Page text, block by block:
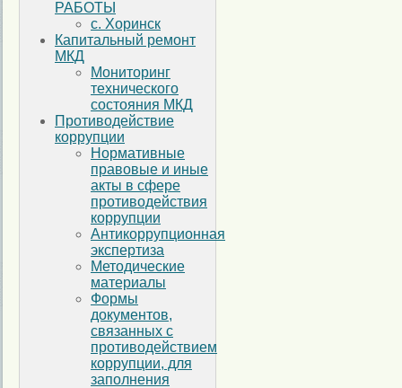
РАБОТЫ
с. Хоринск
Капитальный ремонт
МКД
Мониторинг
технического
состояния МКД
Противодействие
коррупции
Нормативные
правовые и иные
акты в сфере
противодействия
коррупции
Антикоррупционная
экспертиза
Методические
материалы
Формы
документов,
связанных с
противодействием
коррупции, для
заполнения